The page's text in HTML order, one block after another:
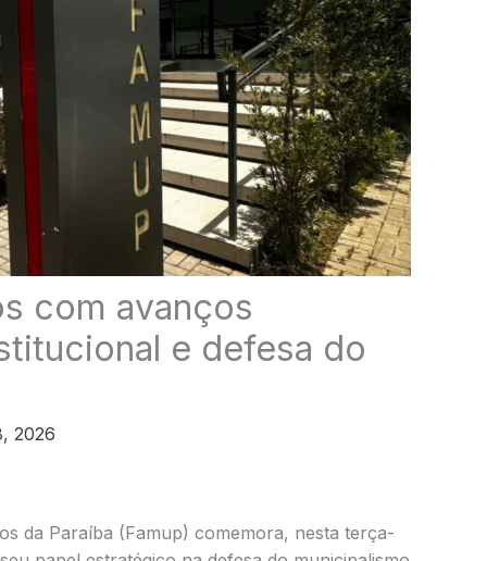
com avanços
e defesa do
2026
da Paraíba (Famup) comemora, nesta terça-